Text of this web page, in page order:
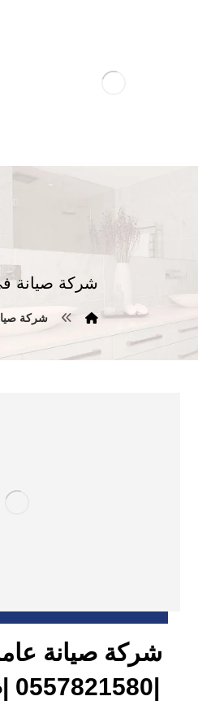
شركة صيانة
شركة
شركة صيانة
|0557821580 |صيانة وترميم